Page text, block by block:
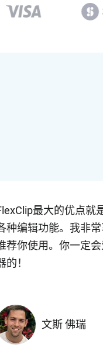
FlexClip最大的
各种编辑功能
推荐你使用。
文斯